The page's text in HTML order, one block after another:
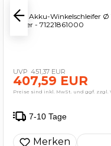
Fein Akku-Winkelschleifer Ø
Koffer - 71221861000
451,37 EUR
407,59 EUR
Preise sind inkl. MwSt. und ggf. zzgl.
7-10 Tage
Merken